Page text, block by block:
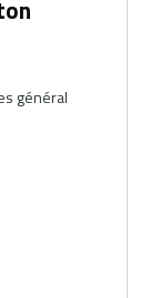
général